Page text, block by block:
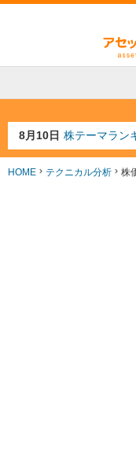
8月10日 株テーマラン
8月9日
資源注目株 8
8月4日 AI注目株 8月4
8月3日 人気業種注目
HOME テクニカル分析 株